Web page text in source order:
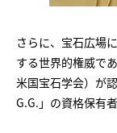
さらに、宝石広場
する世界的権威で
米国宝石学会）が
G.G.」の資格保有者